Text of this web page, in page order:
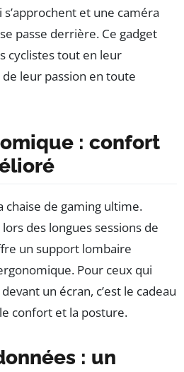
et une caméra
passe derrière. Ce gadget
cyclistes tout en leur
leur passion en toute
: confort
chaise de gaming ultime.
des longues sessions de
un support lombaire
Pour ceux qui
un écran, c’est le cadeau
confort et la posture.
: un